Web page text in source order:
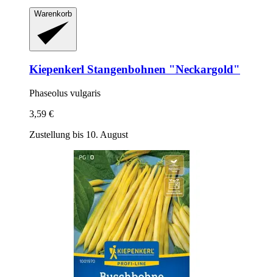
Warenkorb
Kiepenkerl Stangenbohnen "Neckargold"
Phaseolus vulgaris
3,59 €
Zustellung bis 10. August